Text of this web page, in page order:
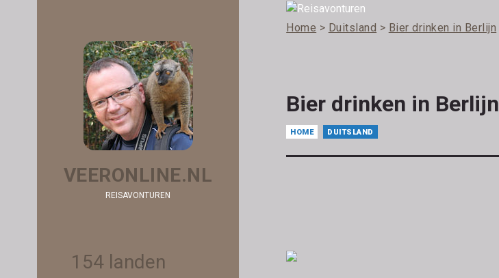
VEERONLINE.NL
REISAVONTUREN
154 landen
Home > Duitsland > Bier drinken in Berlijn
Bier drinken in Berlijn
HOME DUITSLAND